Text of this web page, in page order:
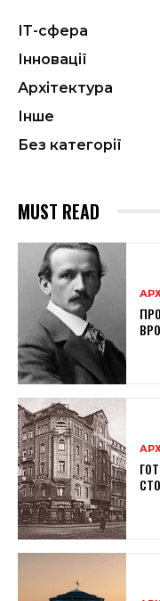
ІТ-сфера
Інновації
Архітектура
Інше
Без категорії
MUST READ